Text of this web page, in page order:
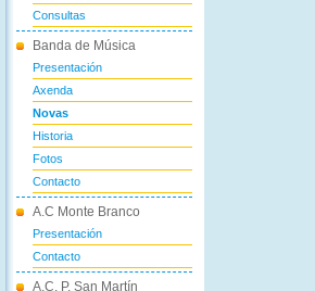
Consultas
Banda de Música
Presentación
Axenda
Novas
Historia
Fotos
Contacto
A.C Monte Branco
Presentación
Contacto
A.C. P. San Martín